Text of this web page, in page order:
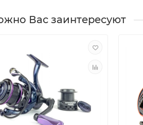
Вас заинтересуют